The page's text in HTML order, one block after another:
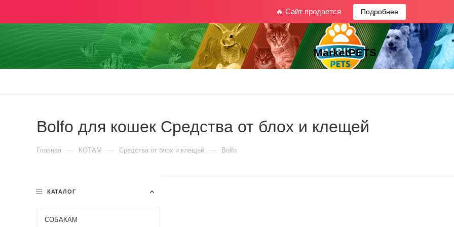
🔥 Сайт продается Подробнее
MarketPETS
Bolfo для кошек Средства от блох и клещей
Главная — КОТАМ — Средства от блох и клещей — Bolfo
КАТАЛОГ
СОБАКАМ